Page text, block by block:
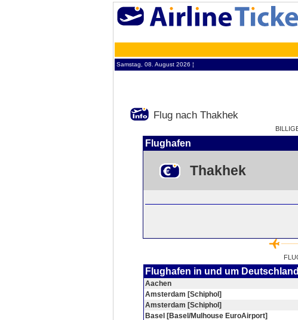
Samstag, 08. August 2026 ¦
Flug nach Thakhek
Flughafen
Thakhek
Flughafen in und um Deutschland
Aachen
Amsterdam [Schiphol]
Amsterdam [Schiphol]
Basel [Basel/Mulhouse EuroAirport]